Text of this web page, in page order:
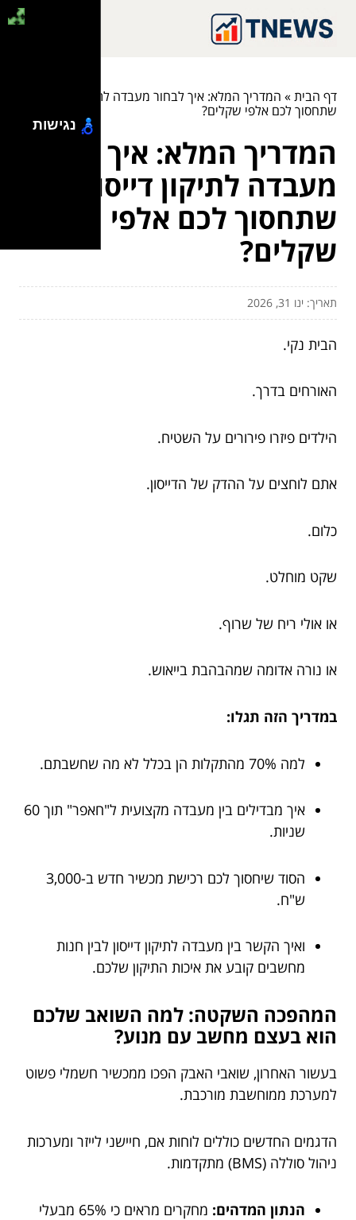
דף הבית» המדריך המלא: איך לבחור מעבדה לתיקון דייסון
שתחסוך לכם אלפי שקלים?
המדריך המלא: איך לבחור
מעבדה לתיקון דייסון
שתחסוך לכם אלפי
שקלים?
תאריך: ינו 31, 2026
הבית נקי.
האורחים בדרך.
הילדים פיזרו פירורים על השטיח.
אתם לוחצים על ההדק של הדייסון.
כלום.
שקט מוחלט.
או אולי ריח של שרוף.
או נורה אדומה שמהבהבת בייאוש.
במדריך הזה תגלו:
למה 70% מהתקלות הן בכלל לא מה שחשבתם.
איך מבדילים בין מעבדה מקצועית ל"חאפר" תוך 60
שניות.
הסוד שיחסוך לכם רכישת מכשיר חדש ב-3,000
ש"ח.
ואיך הקשר בין מעבדה לתיקון דייסון לבין חנות
מחשבים קובע את איכות התיקון שלכם.
המהפכה השקטה: למה השואב שלכם
הוא בעצם מחשב עם מנוע?
בעשור האחרון, שואבי האבק הפכו ממכשיר חשמלי פשוט
למערכת ממוחשבת מורכבת.
הדגמים החדשים כוללים לוחות אם, חיישני לייזר ומערכות
ניהול סוללה (BMS) מתקדמות.
הנתון המדהים:
מחקרים מראים כי 65% מבעלי
נגישות